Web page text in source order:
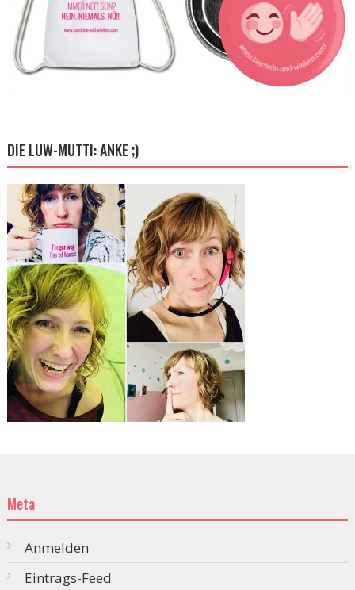
DIE LUW-MUTTI: ANKE ;)
Meta
Anmelden
Eintrags-Feed